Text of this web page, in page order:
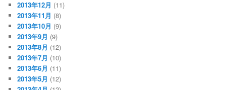
2013年12月 (11)
2013年11月 (8)
2013年10月 (9)
2013年9月 (9)
2013年8月 (12)
2013年7月 (10)
2013年6月 (11)
2013年5月 (12)